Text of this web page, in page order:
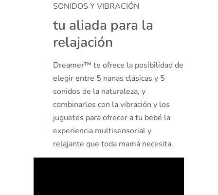
SONIDOS Y VIBRACIÓN
tu aliada para la
relajación
Dreamer™ te ofrece la posibilidad de
elegir entre 5 nanas clásicas y 5
sonidos de la naturaleza, y
combinarlos con la vibración y los
juguetes para ofrecer a tu bebé la
experiencia multisensorial y
relajante que toda mamá necesita.